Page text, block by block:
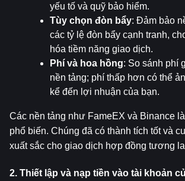
yếu tố và quỹ bảo hiểm.
Tùy chọn đòn bẩy: Đảm bảo
các tỷ lệ đòn bẩy cạnh tranh,
hóa tiềm năng giao dịch.
Phí và hoa hồng: So sánh phí
nền tảng; phí thấp hơn có thể
kể đến lợi nhuận của bạn.
Các nền tảng như FameEX và Binance
phổ biến. Chúng đã có thành tích tốt và
xuất sắc cho giao dịch hợp đồng tương
2. Thiết lập và nạp tiền vào tài khoản